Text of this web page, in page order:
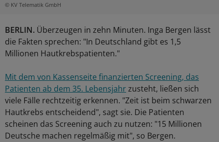
© KV Telematik GmbH
BERLIN. Überzeugen in zehn Minuten. Inga Bergen lässt
die Fakten sprechen: "In Deutschland gibt es 1,5
Millionen Hautkrebspatienten."
Mit dem von Kassenseite finanzierten Screening, das
Patienten ab dem 35. Lebensjahrzusteht, ließen sich
viele Fälle rechtzeitig erkennen. "Zeit ist beim schwarzen
Hautkrebs entscheidend", sagt sie. Die Patienten
scheinen das Screening auch zu nutzen: "15 Millionen
Deutsche machen regelmäßig mit", so Bergen.